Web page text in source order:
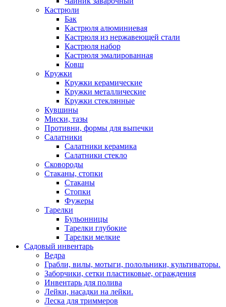
Кастрюли
Бак
Кастрюля алюминиевая
Кастрюля из нержавеющей стали
Кастрюля набор
Кастрюля эмалированная
Ковш
Кружки
Кружки керамические
Кружки металлические
Кружки стеклянные
Кувшины
Миски, тазы
Противни, формы для выпечки
Салатники
Салатники керамика
Салатники стекло
Сковороды
Стаканы, стопки
Стаканы
Стопки
Фужеры
Тарелки
Бульонницы
Тарелки глубокие
Тарелки мелкие
Садовый инвентарь
Ведра
Грабли, вилы, мотыги, полольники, культиваторы.
Заборчики, сетки пластиковые, ограждения
Инвентарь для полива
Лейки, насадки на лейки.
Леска для триммеров